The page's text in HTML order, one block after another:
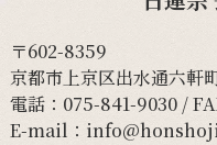
〒602-8359
京都市上京区出水通六軒
電話： 075-841-9030/
E-mail：